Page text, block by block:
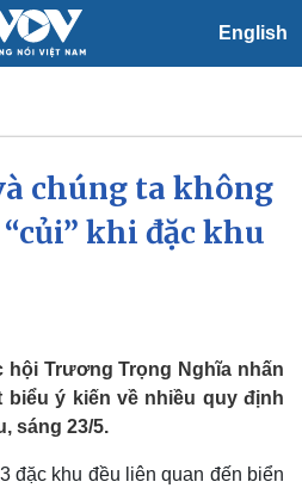
English
Xã hội
Biển đảo
chúng ta không
khi đặc khu
hội Trương Trọng Nghĩa nhấn
biểu ý kiến về nhiều quy định
sáng 23/5.
đặc khu đều liên quan đến biển